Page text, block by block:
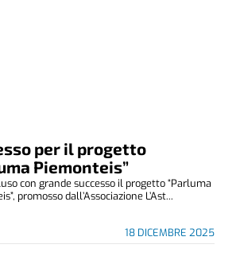
per il progetto
Piemonteis”
18 DICEMBRE 2025
con grande successo il progetto “Parluma
promosso dall’Associazione L’Ast...